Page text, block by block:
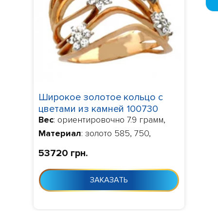
Широкое золотое кольцо с
цветами из камней 100730
Вес: ориентировочно 7.9 грамм,
Материал: золото 585, 750,
Изготовление
24 дня с момента заказа
53720 грн.
ЗАКАЗАТЬ